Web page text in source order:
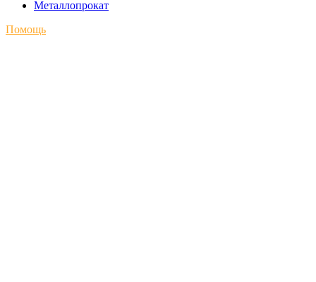
Металлопрокат
Помощь